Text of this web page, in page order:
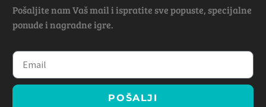
Pošaljite nam Vaš mail i ispratite sve popuste, specijalne
ponude i nagradne igre.
POŠALJI